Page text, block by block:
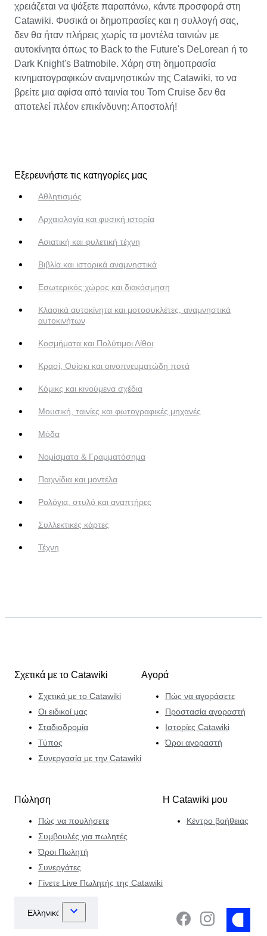
χρειάζεται να ψάξετε παραπάνω, κάντε προσφορά στη
Catawiki. Φυσικά οι δημοπρασίες και η συλλογή σας,
δεν θα ήταν πλήρεις χωρίς τα μοντέλα ταινιών με
αυτοκίνητα όπως το Back to the Future's DeLorean ή το
Dark Knight's Batmobile. Χάρη στη δημοπρασία
κινηματογραφικών αναμνηστικών της Catawiki, το να
βρείτε μια αφίσα από ταινία του Tom Cruise δεν θα
αποτελεί πλέον επικίνδυνη: Αποστολή!
Εξερευνήστε τις κατηγορίες μας
Αθλητισμός
Αρχαιολογία και φυσική ιστορία
Ασιατική και φυλετική τέχνη
Βιβλία και ιστορικά αναμνηστικά
Εσωτερικός χώρος και διακόσμηση
Κλασικά αυτοκίνητα και μοτοσυκλέτες, αναμνηστικά
αυτοκινήτων
Κοσμήματα και Πολύτιμοι Λίθοι
Κρασί, Ουίσκι και οινοπνευματώδη ποτά
Κόμικς και κινούμενα σχέδια
Μουσική, ταινίες και φωτογραφικές μηχανές
Μόδα
Νομίσματα & Γραμματόσημα
Παιχνίδια και μοντέλα
Ρολόγια, στυλό και αναπτήρες
Συλλεκτικές κάρτες
Τέχνη
Σχετικά με το Catawiki
Σχετικά με το Catawiki
Οι ειδικοί μας
Σταδιοδρομία
Τύπος
Συνεργασία με την Catawiki
Αγορά
Πώς να αγοράσετε
Προστασία αγοραστή
Ιστορίες Catawiki
Όροι αγοραστή
Πώληση
Πώς να πουλήσετε
Συμβουλές για πωλητές
Όροι Πωλητή
Συνεργάτες
Γίνετε Live Πωλητής της Catawiki
Η Catawiki μου
Κέντρο βοήθειας